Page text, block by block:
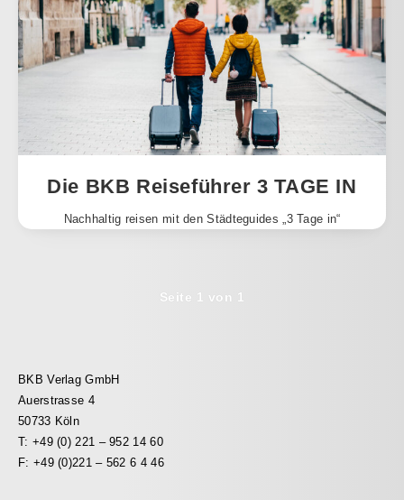
Die BKB Reiseführer 3 TAGE IN
Nachhaltig reisen mit den Städteguides „3 Tage in“
Seite 1 von 1
BKB Verlag GmbH
Auerstrasse 4
50733 Köln
T: +49 (0) 221 – 952 14 60
F: +49 (0)221 – 562 6 4 46